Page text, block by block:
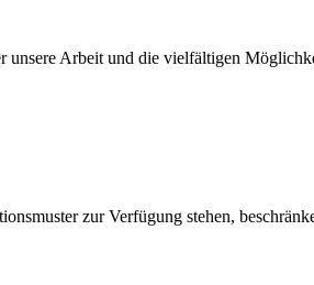
Arbeit und die vielfältigen
zur Verfügung stehen,